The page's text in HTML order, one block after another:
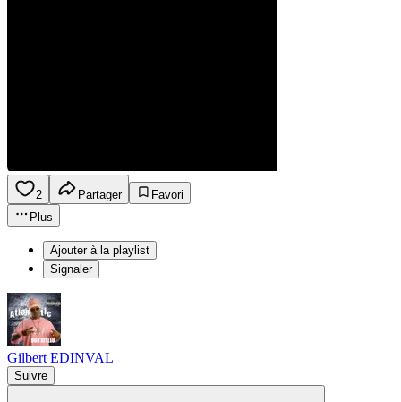
2 Partager
Favori
Plus
Ajouter à la playlist
Signaler
Gilbert EDINVAL
Suivre